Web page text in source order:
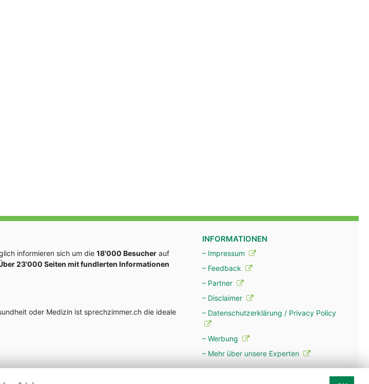
informieren sich um die 18'000 Besucher auf
23'000 Seiten mit fundlerten Informationen
oder Medizin ist sprechzimmer.ch die ideale
INFORMATIONEN
– Impressum
– Feedback
– Partner
– Disclaimer
– Datenschutzerklärung / Privacy Policy
– Werbung
– Mehr über unsere Experten